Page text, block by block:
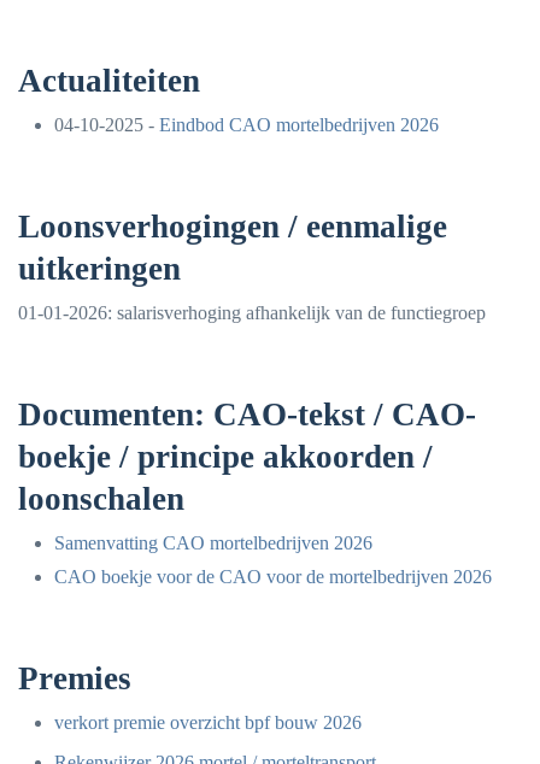
Actualiteiten
04-10-2025 - Eindbod CAO mortelbedrijven 2026
Loonsverhogingen / eenmalige
uitkeringen
01-01-2026: salarisverhoging afhankelijk van de functiegroep
Documenten: CAO-tekst / CAO-
boekje / principe akkoorden /
loonschalen
Samenvatting CAO mortelbedrijven 2026
CAO boekje voor de CAO voor de mortelbedrijven 2026
Premies
verkort premie overzicht bpf bouw 2026